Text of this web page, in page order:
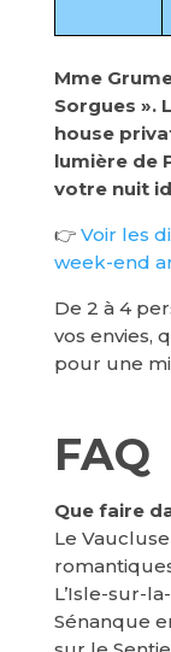
Mme
Sorgues ».
house
lumière de
votre nuit
👉 Voir les
week-end
De 2 à 4
vos envies,
pour une
FAQ
Que faire
Le
L’Isle-sur-
Sénanque